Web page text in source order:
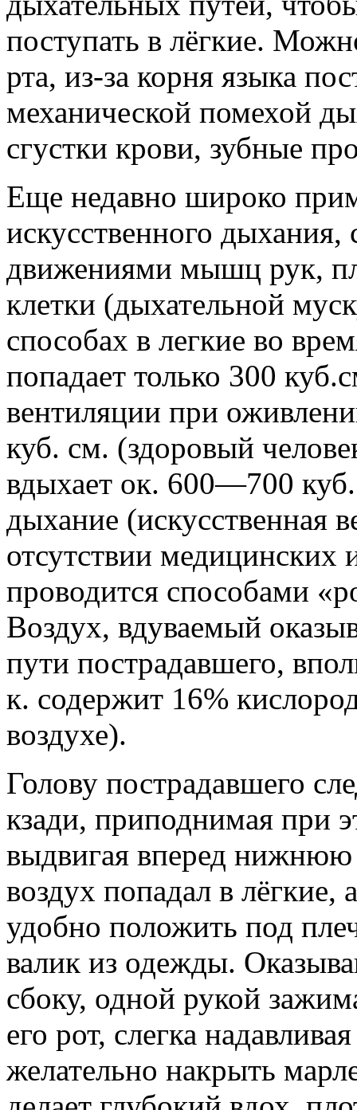
поступать в лёгкие.
рта, из-за корня языка
механической помехой
сгустки крови, зубные
Еще недавно широко
искусственного
движениями мышц рук,
клетки (дыхательной
способах в легкие во
попадает только 300
вентиляции при
куб. см. (здоровый
вдыхает ок. 600—700
дыхание (искусственная
отсутствии медицинских
проводится способами
Воздух, вдуваемый
пути пострадавшего,
к. содержит 16%
воздухе).
Голову пострадавшего
кзади, приподнимая при
выдвигая вперед
воздух попадал в лёгкие,
удобно положить под
валик из одежды.
сбоку, одной рукой
его рот, слегка
желательно накрыть